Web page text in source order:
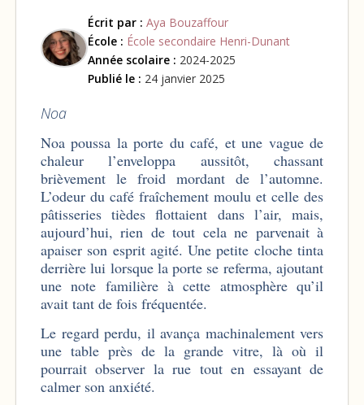
Écrit par : Aya Bouzaffour
École : École secondaire Henri-Dunant
Année scolaire : 2024-2025
Publié le : 24 janvier 2025
Noa
Noa poussa la porte du café, et une vague de
chaleur l’enveloppa aussitôt, chassant
brièvement le froid mordant de l’automne.
L’odeur du café fraîchement moulu et celle des
pâtisseries tièdes flottaient dans l’air, mais,
aujourd’hui, rien de tout cela ne parvenait à
apaiser son esprit agité. Une petite cloche tinta
derrière lui lorsque la porte se referma, ajoutant
une note familière à cette atmosphère qu’il
avait tant de fois fréquentée.
Le regard perdu, il avança machinalement vers
une table près de la grande vitre, là où il
pourrait observer la rue tout en essayant de
calmer son anxiété.